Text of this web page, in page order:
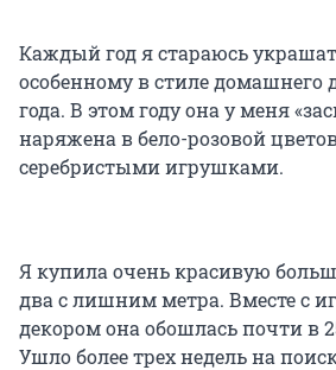
Каждый год я стараюсь
особенному в стиле домашнего
года. В этом году она у меня
наряжена в бело-розовой
серебристыми игрушками.
Я купила очень красивую
два с лишним метра. Вместе с
декором она обошлась почти в
Ушло более трех недель на